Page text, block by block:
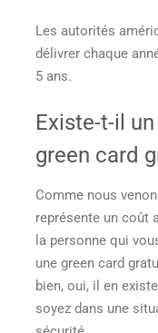
Les autorités
délivrer chaque
5 ans.
Existe-t-il
green card
Comme nous
représente un coût
la personne qui
une green card
bien, oui, il en
soyez dans une